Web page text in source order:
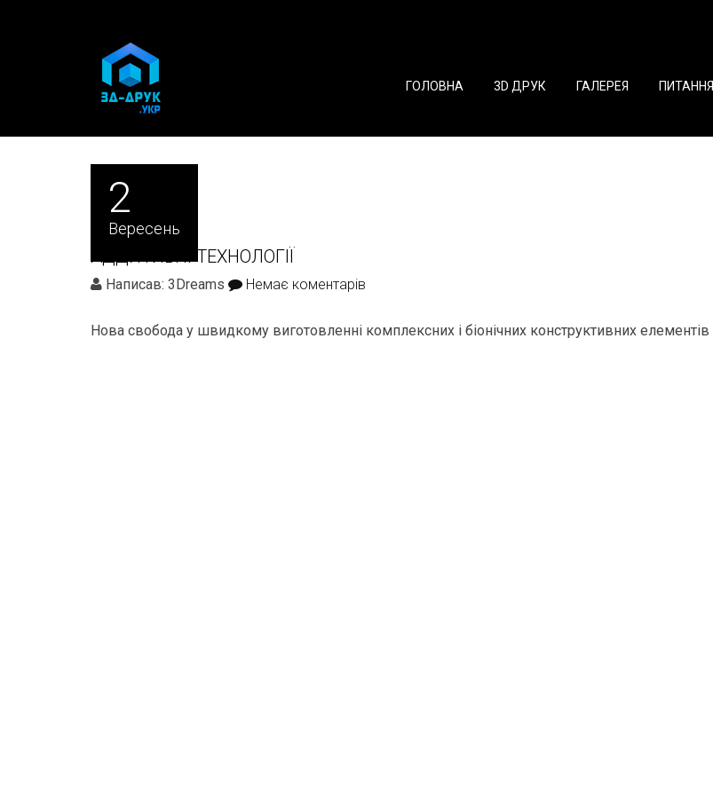
ГОЛОВНА 3D ДРУК ГАЛЕРЕЯ ПИТАННЯ
2
Вересень
АДДИТИВНІ ТЕХНОЛОГІЇ
Написав: 3Dreams Немає коментарів
Нова свобода у швидкому виготовленні комплексних і біонічних конструктивних елементів